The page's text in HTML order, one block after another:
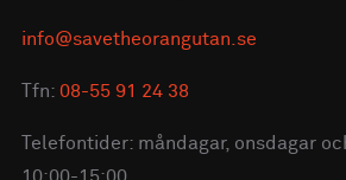
info@savetheorangutan.se
Tfn: 08-55 91 24 38
Telefontider: måndagar, onsdagar